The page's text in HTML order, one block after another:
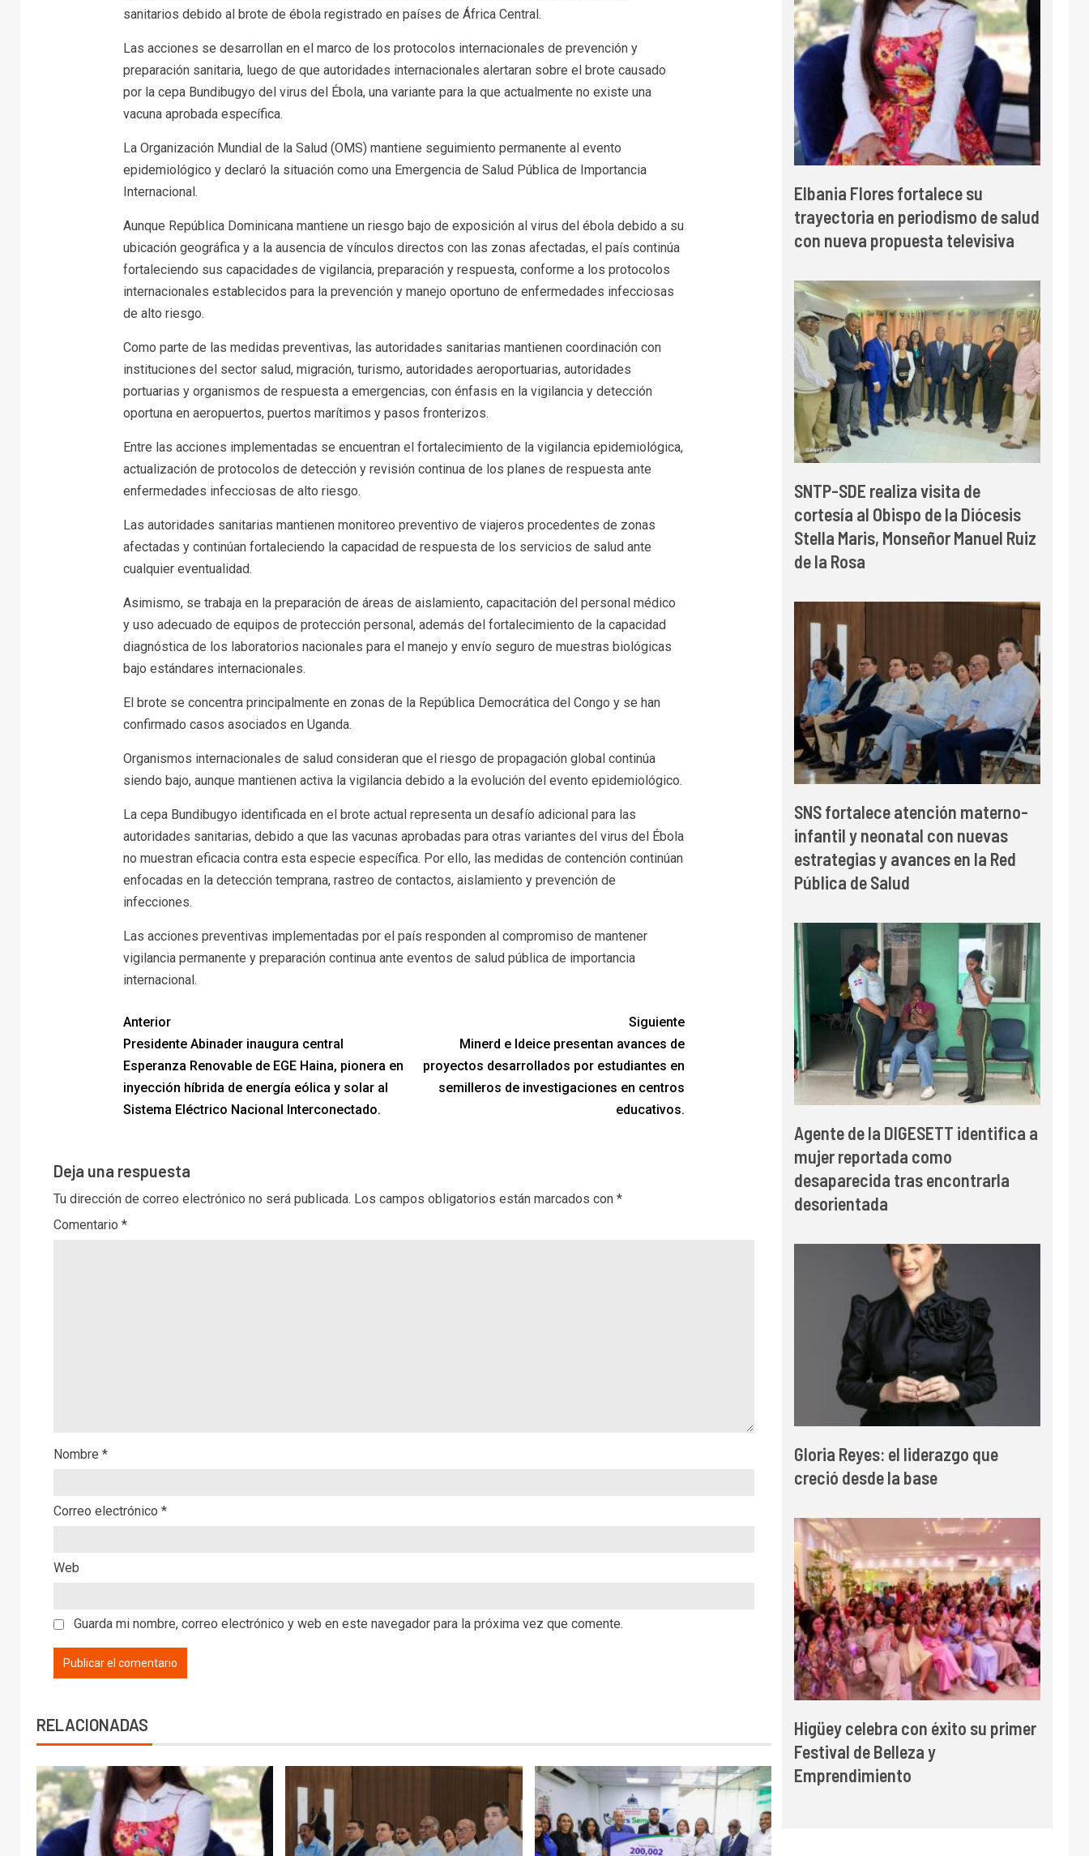
sanitarios debido al brote de ébola registrado en países de África Central.
Las acciones se desarrollan en el marco de los protocolos internacionales de prevención y
preparación sanitaria, luego de que autoridades internacionales alertaran sobre el brote causado
por la cepa Bundibugyo del virus del Ébola, una variante para la que actualmente no existe una
vacuna aprobada específica.
La Organización Mundial de la Salud (OMS) mantiene seguimiento permanente al evento
epidemiológico y declaró la situación como una Emergencia de Salud Pública de Importancia
Internacional.
Aunque República Dominicana mantiene un riesgo bajo de exposición al virus del ébola debido a su
ubicación geográfica y a la ausencia de vínculos directos con las zonas afectadas, el país continúa
fortaleciendo sus capacidades de vigilancia, preparación y respuesta, conforme a los protocolos
internacionales establecidos para la prevención y manejo oportuno de enfermedades infecciosas
de alto riesgo.
Como parte de las medidas preventivas, las autoridades sanitarias mantienen coordinación con
instituciones del sector salud, migración, turismo, autoridades aeroportuarias, autoridades
portuarias y organismos de respuesta a emergencias, con énfasis en la vigilancia y detección
oportuna en aeropuertos, puertos marítimos y pasos fronterizos.
Entre las acciones implementadas se encuentran el fortalecimiento de la vigilancia epidemiológica,
actualización de protocolos de detección y revisión continua de los planes de respuesta ante
enfermedades infecciosas de alto riesgo.
Las autoridades sanitarias mantienen monitoreo preventivo de viajeros procedentes de zonas
afectadas y continúan fortaleciendo la capacidad de respuesta de los servicios de salud ante
cualquier eventualidad.
Asimismo, se trabaja en la preparación de áreas de aislamiento, capacitación del personal médico
y uso adecuado de equipos de protección personal, además del fortalecimiento de la capacidad
diagnóstica de los laboratorios nacionales para el manejo y envío seguro de muestras biológicas
bajo estándares internacionales.
El brote se concentra principalmente en zonas de la República Democrática del Congo y se han
confirmado casos asociados en Uganda.
Organismos internacionales de salud consideran que el riesgo de propagación global continúa
siendo bajo, aunque mantienen activa la vigilancia debido a la evolución del evento epidemiológico.
La cepa Bundibugyo identificada en el brote actual representa un desafío adicional para las
autoridades sanitarias, debido a que las vacunas aprobadas para otras variantes del virus del Ébola
no muestran eficacia contra esta especie específica. Por ello, las medidas de contención continúan
enfocadas en la detección temprana, rastreo de contactos, aislamiento y prevención de
infecciones.
Las acciones preventivas implementadas por el país responden al compromiso de mantener
vigilancia permanente y preparación continua ante eventos de salud pública de importancia
internacional.
Anterior
Presidente Abinader inaugura central
Esperanza Renovable de EGE Haina, pionera en
inyección híbrida de energía eólica y solar al
Sistema Eléctrico Nacional Interconectado.
Siguiente
Minerd e Ideice presentan avances de
proyectos desarrollados por estudiantes en
semilleros de investigaciones en centros
educativos.
Deja una respuesta
Tu dirección de correo electrónico no será publicada. Los campos obligatorios están marcados con *
Comentario *
Nombre *
Correo electrónico *
Web
Guarda mi nombre, correo electrónico y web en este navegador para la próxima vez que comente.
RELACIONADAS
Elbania Flores fortalece su
trayectoria en periodismo de salud
con nueva propuesta televisiva
SNTP-SDE realiza visita de
cortesía al Obispo de la Diócesis
Stella Maris, Monseñor Manuel Ruiz
de la Rosa
SNS fortalece atención materno-
infantil y neonatal con nuevas
estrategias y avances en la Red
Pública de Salud
Agente de la DIGESETT identifica a
mujer reportada como
desaparecida tras encontrarla
desorientada
Gloria Reyes: el liderazgo que
creció desde la base
Higüey celebra con éxito su primer
Festival de Belleza y
Emprendimiento